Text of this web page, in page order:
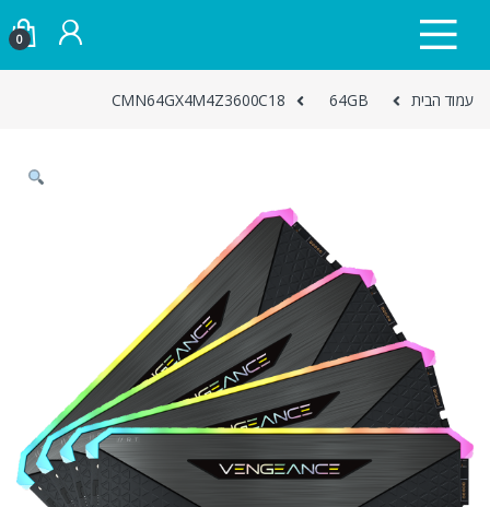
0
עמוד הבית 64GB
CMN64GX4M4Z3600C18